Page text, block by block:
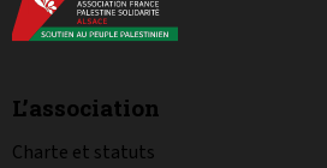
L’association
Charte et statuts